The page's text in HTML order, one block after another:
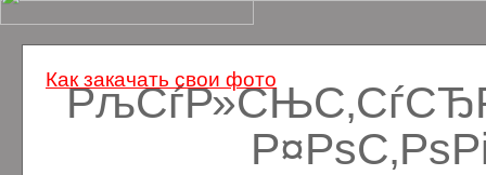
Как закачать свои фото